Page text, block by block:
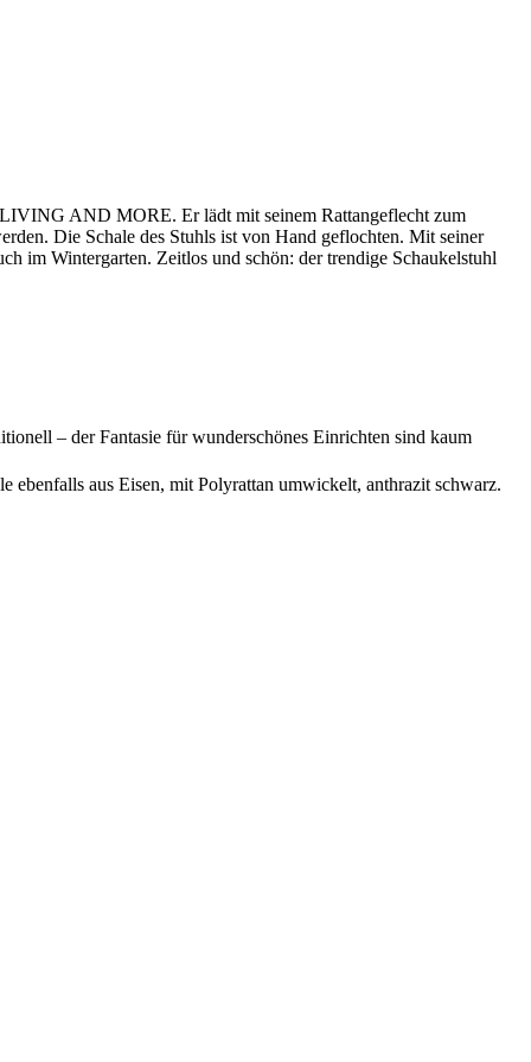
AND MORE. Er lädt mit seinem Rattangeflecht zum
Die Schale des Stuhls ist von Hand geflochten. Mit seiner
im Wintergarten. Zeitlos und schön: der trendige Schaukelstuhl
– der Fantasie für wunderschönes Einrichten sind kaum
ebenfalls aus Eisen, mit Polyrattan umwickelt, anthrazit schwarz.